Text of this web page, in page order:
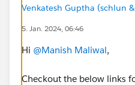
Venkatesh Guptha (schlun
5. Jan. 2024, 06:46
Hi @Manish Maliwal,
Checkout the below links